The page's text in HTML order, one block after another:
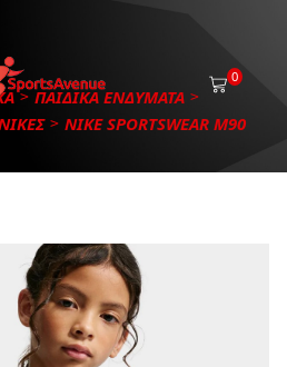
0
ΠΑΙΔΙΚΑ ΕΝΔΥΜΑΤΑ
NIKE SPORTSWEAR M90